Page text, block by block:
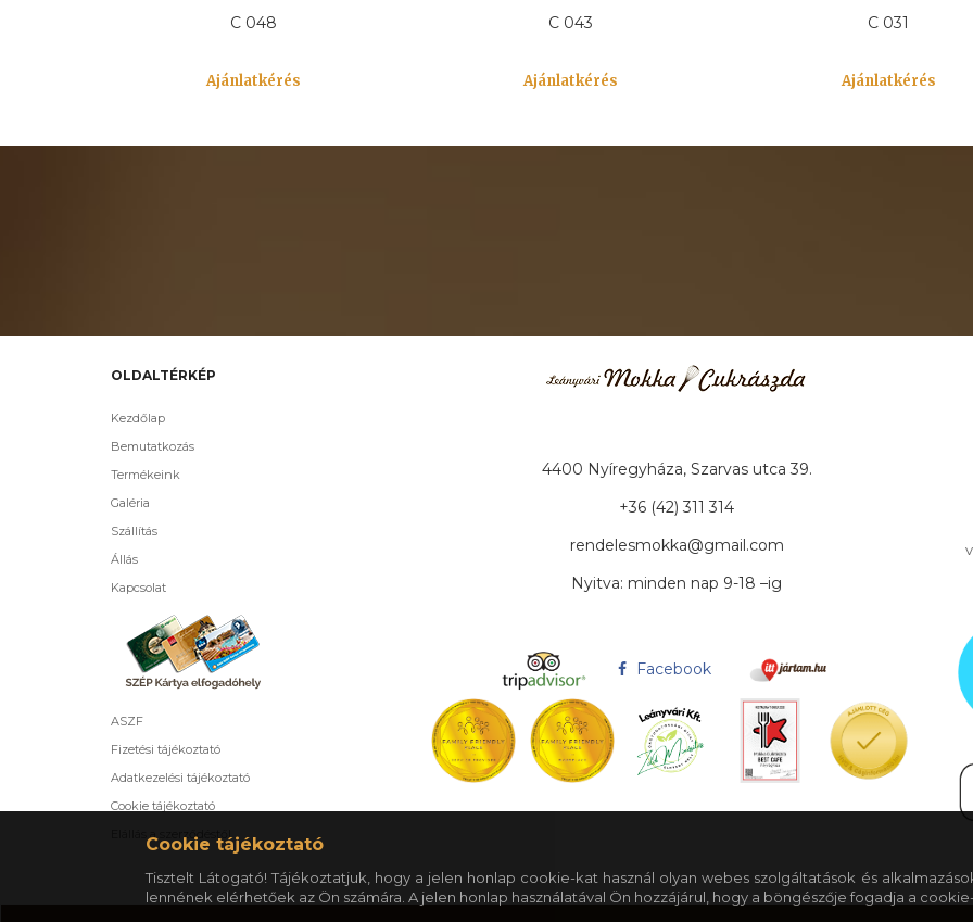
C 048
Ajánlatkérés
C 043
Ajánlatkérés
C 031
Ajánlatkérés
OLDALTÉRKÉP
Kezdőlap
Bemutatkozás
Termékeink
Galéria
Szállítás
Állás
Kapcsolat
ASZF
Fizetési tájékoztató
Adatkezelési tájékoztató
Cookie tájékoztató
Elállás a szerződéstől
4400 Nyíregyháza, Szarvas utca 39.
+36 (42) 311 314
rendelesmokka@gmail.com
Nyitva: minden nap 9-18 –ig
Facebook
Cookie tájékoztató
Tisztelt Látogató! Tájékoztatjuk, hogy a jelen honlap cookie-kat használ olyan webes szolgáltatások és
lennének elérhetőek az Ön számára. A jelen honlap használatával Ön hozzájárul, hogy a böngészője fogadja a